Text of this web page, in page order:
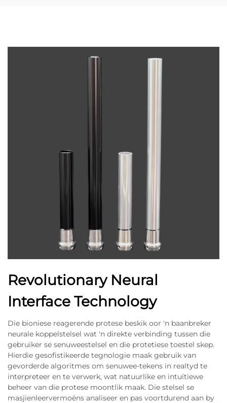
Revolutionary Neural
Interface Technology
Die bioniese reagerende protese beskik oor 'n baanbreker
neurale koppelstelsel wat 'n direkte verbinding tussen die
gebruiker se senuweestelsel en die protetiese toestel skep.
Hierdie gesofistikeerde tegnologie maak gebruik van
gevorderde algoritmes om senuwee-tekens in realtyd te
interpreteer en te verwerk, wat natuurlike en intuïtiewe
beheer van die protese moontlik maak. Die stelsel se
masjienleervermoëns analiseer en pas voortdurend aan by